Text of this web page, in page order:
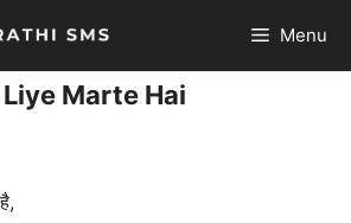
Menu
Marte Hai